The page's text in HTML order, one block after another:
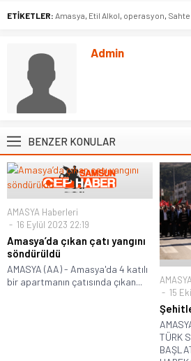
ETİKETLER: Amasya Etil Alkol operasyon
Admin
BENZER KONULAR
AMASYA Haberleri
16 Eylül 2023 22:19
Amasya’da çıkan çatı yangını
söndürüldü
AMASYA (AA) - Amasya'da 4 katılı
bir apartmanın çatısında çıkan...
15
TÜRK